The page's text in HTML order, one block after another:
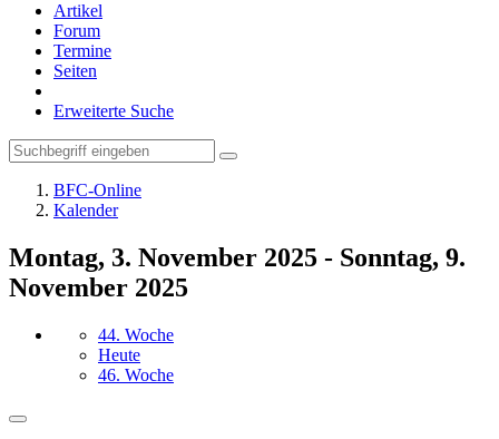
Artikel
Forum
Termine
Seiten
Erweiterte Suche
BFC-Online
Kalender
Montag, 3. November 2025 - Sonntag, 9.
November 2025
44. Woche
Heute
46. Woche